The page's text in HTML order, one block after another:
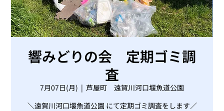
響みどりの会 定期ゴミ調
査
7月07日(月)
  |
芦屋町 遠賀川河口堰魚道公園
＼遠賀川河口堰魚道公園 にて定期ゴミ調査をします／